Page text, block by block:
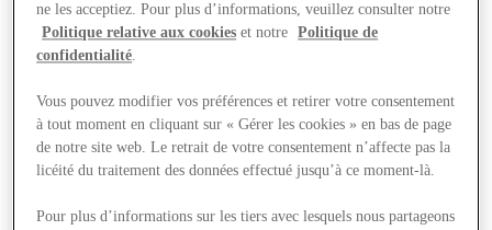
ne les acceptiez. Pour plus d’informations, veuillez consulter notre
Politique relative aux cookies et notre
Politique de
confidentialité.
Vous pouvez modifier vos préférences et retirer votre consentement
à tout moment en cliquant sur « Gérer les cookies » en bas de page
de notre site web. Le retrait de votre consentement n’affecte pas la
licéité du traitement des données effectué jusqu’à ce moment-là.
Pour plus d’informations sur les tiers avec lesquels nous partageons